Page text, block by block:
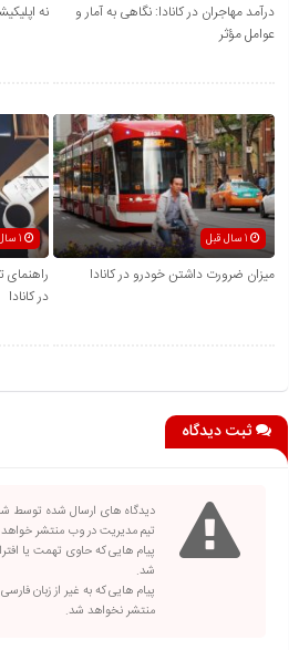
درآمد مهاجران در کانادا: نگاهی به آمار و
عوامل مؤثر
نه
1 سال قبل
میزان ضرورت داشتن خودرو در کانادا
راهنمای
در کانادا
ثبت دیدگاه
دیدگاه های ارسال شده توسط
تیم مدیریت در وب منتشر
پیام هایی که حاوی تهمت یا
شد.
پیام هایی که به غیر از زبان
منتشر نخواهد شد.